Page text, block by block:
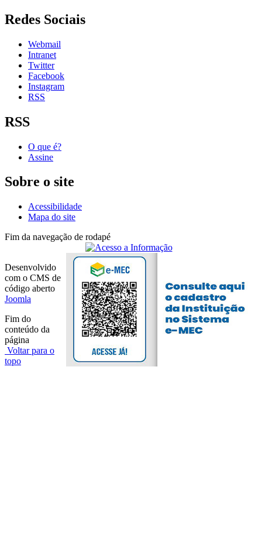
Redes Sociais
Webmail
Intranet
Twitter
Facebook
Instagram
RSS
RSS
O que é?
Assine
Sobre o site
Acessibilidade
Mapa do site
Fim da navegação de rodapé
Desenvolvido
com o CMS de
código aberto
Joomla
Fim do
conteúdo da
página
Voltar para o
topo